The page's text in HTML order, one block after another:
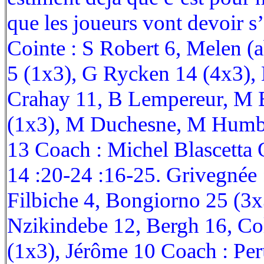
que les joueurs vont devoir
Cointe : S Robert 6, Melen
5 (1x3), G Rycken 14
Crahay 11, B Lempereur, M
(1x3), M Duchesne, M
13 Coach : Michel Blascetta
14 :20-24 :16-25.
Filbiche 4, Bongiorno 25
Nzikindebe 12, Bergh 16,
(1x3), Jérôme 10 Coach :